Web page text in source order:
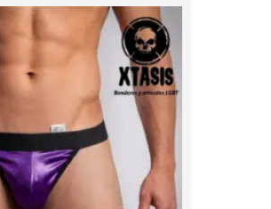
$150.00